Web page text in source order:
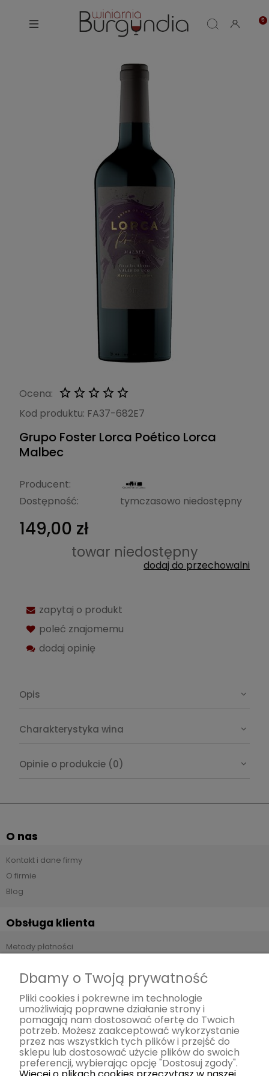
Ocena:
Kod produktu: FA37-682E7
Grupo Foster Lorca Poético Lorca
Malbec
Producent:
Dostępność:
tymczasowo niedostępny
149,00 zł
towar niedostępny
dodaj do przechowalni
zapytaj o produkt
poleć znajomemu
dodaj opinię
Opis
Charakterystyka wina
Opinie o produkcie (0)
O nas
Kontakt i dane firmy
O firmie
Blog
Obsługa klienta
Metody płatności
Czas realizacji zamówienia
Zwroty i reklamacje
Pomoc
Regulamin
Polityka prywatności
Dbamy o Twoją prywatność
Pliki cookies i pokrewne im technologie
umożliwiają poprawne działanie strony i
pomagają nam dostosować ofertę do Twoich
potrzeb. Możesz zaakceptować wykorzystanie
przez nas wszystkich tych plików i przejść do
sklepu lub dostosować użycie plików do swoich
preferencji, wybierając opcję "Dostosuj zgody".